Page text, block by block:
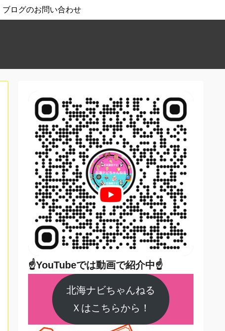
ブログのお問い合わせ
☝YouTubeでは動画で紹介中☝
北海ナビちゃんねる
Ｘはこちらから！